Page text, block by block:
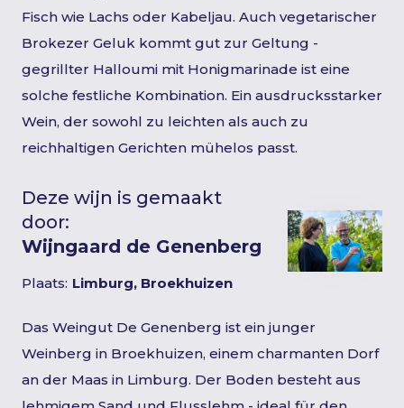
Fisch wie Lachs oder Kabeljau. Auch vegetarischer
Brokezer Geluk kommt gut zur Geltung -
gegrillter Halloumi mit Honigmarinade ist eine
solche festliche Kombination. Ein ausdrucksstarker
Wein, der sowohl zu leichten als auch zu
reichhaltigen Gerichten mühelos passt.
Deze wijn is gemaakt
door:
Wijngaard de Genenberg
Plaats: Limburg, Broekhuizen
Das Weingut De Genenberg ist ein junger
Weinberg in Broekhuizen, einem charmanten Dorf
an der Maas in Limburg. Der Boden besteht aus